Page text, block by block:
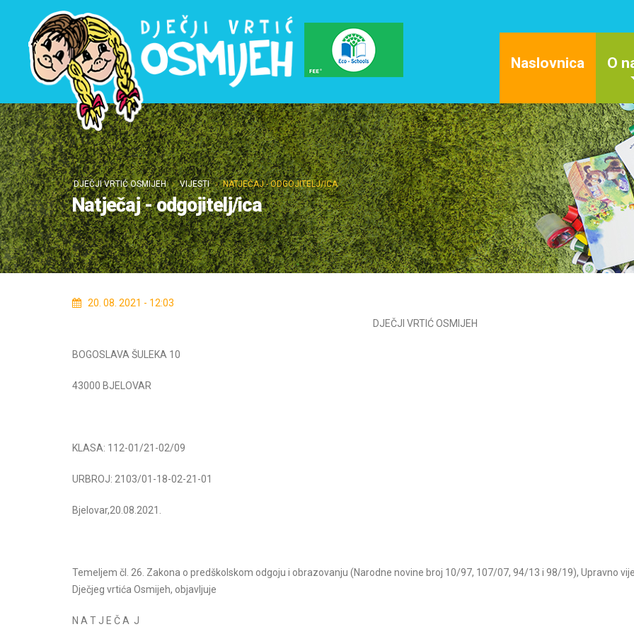
Naslovnica O
DJEČJI VRTIĆ OSMIJEH VIJESTI NATJEČAJ - ODGOJITELJ/ICA
Natječaj - odgojitelj/ica
20. 08. 2021 - 12:03
DJEČJI VRTIĆ OSMIJEH
BOGOSLAVA ŠULEKA 10
43000 BJELOVAR
KLASA: 112-01/21-02/09
URBROJ: 2103/01-18-02-21-01
Bjelovar,20.08.2021.
Temeljem čl. 26. Zakona o predškolskom odgoju i obrazovanju (Narodne novine broj 10/97, 107/07, 94/13 i 98/19), Upravno
Dječjeg vrtića Osmijeh, objavljuje
N A T J E Č A J
više